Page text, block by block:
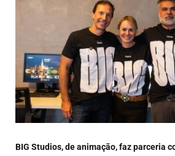
BIG Studios, de animação, faz parceria